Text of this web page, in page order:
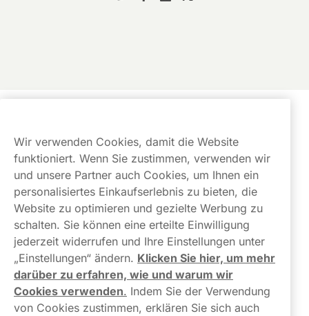
Kontaktiere uns!
Links
Über uns
Wir verwenden Cookies, damit die Website
funktioniert. Wenn Sie zustimmen, verwenden wir
und unsere Partner auch Cookies, um Ihnen ein
personalisiertes Einkaufserlebnis zu bieten, die
Website zu optimieren und gezielte Werbung zu
schalten. Sie können eine erteilte Einwilligung
jederzeit widerrufen und Ihre Einstellungen unter
„Einstellungen“ ändern. Klicken Sie hier, um mehr
darüber zu erfahren, wie und warum wir
Cookies verwenden. Indem Sie der Verwendung
von Cookies zustimmen, erklären Sie sich auch